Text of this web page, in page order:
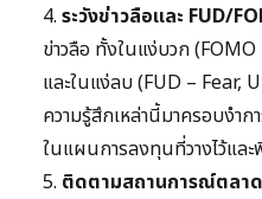
4. ระวังข่าวลือและ FUD/
ข่าวลือ ทั้งในแง่บวก
และในแง่ลบ (FUD – Fear,
ความรู้สึกเหล่านี้มาครอบงำ
ในแผนการลงทุนที่วางไว้แล
5. ติดตามสถานการณ์ตลาด